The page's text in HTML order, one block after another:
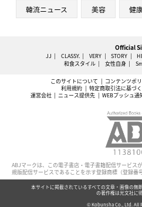
韓流ニュース 美容 健
Official
JJ CLASSY. VERY STORY
和食スタイル
女性自身
このサイトについて コンテンツポ
利用規約
特定商取引法に基づ
運営会社
ニュース提供先 WEBプッシュ通
ABJマークは、この電子書店・電子書籍配信サービス
規版配信サービスであることを示す登録商標（登録番
本サイトに掲載されているすべての文章・画像の無
の著作権は光文社に
© Kobunsha Co., Ltd. All